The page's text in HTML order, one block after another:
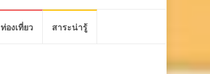
ท่องเที่ยว สาระน่ารู้